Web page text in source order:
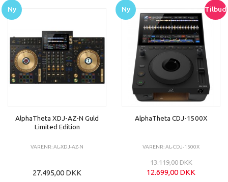
AlphaTheta XDJ-AZ-N Guld
Limited Edition
VARENR: AL-XDJ-AZ-N
27.495,00 DKK
Ny
AlphaTheta CDJ-1500X
VARENR: AL-CDJ-1500X
13.119,00 DKK
12.699,00 DKK
Ny Tilbud